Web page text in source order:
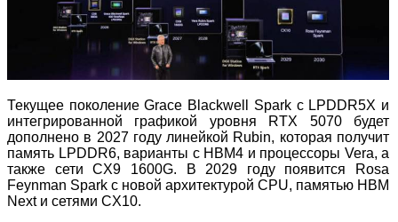
Текущее поколение Grace Blackwell Spark с LPDDR5X и
интегрированной графикой уровня RTX 5070 будет
дополнено в 2027 году линейкой Rubin, которая получит
память LPDDR6, варианты с HBM4 и процессоры Vera, а
также сети CX9 1600G. В 2029 году появится Rosa
Feynman Spark с новой архитектурой CPU, памятью HBM
Next и сетями CX10.